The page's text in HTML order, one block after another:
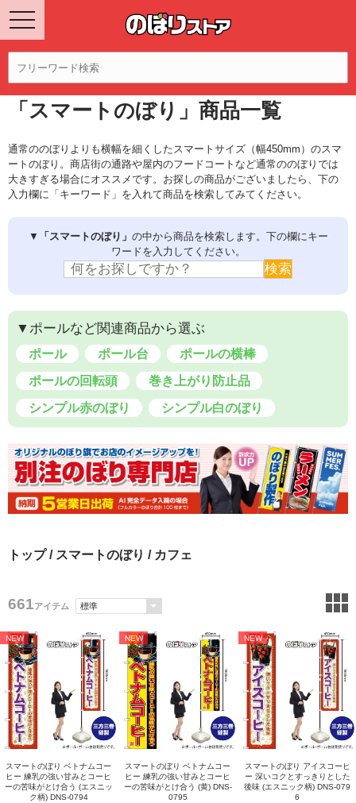
「スマートのぼり」商品一覧
通常ののぼりよりも横幅を細くしたスマートサイズ（幅450mm）のスマ
ートのぼり。商店街の通路や屋内のフードコートなど通常ののぼりでは
大きすぎる場合にオススメです。お探しの商品がございましたら、下の
入力欄に「キーワード」を入れて商品を検索してみてください。
▼ 「スマートのぼり」 の中から商品を検索します。下の欄にキー
ワードを入力してください。
▼ポールなど関連商品から選ぶ
ポール ポール台
ポールの横棒
ポールの回転頭
巻き上がり防止品
シンプル赤のぼり
シンプル白のぼり
トップ/ スマートのぼり / カフェ
661アイテム
NEW
スマートのぼり ベトナムコー
ヒー 練乳の強い甘みとコーヒ
ーの苦味がとけ合う (エスニッ
ク柄) DNS-0794
NEW
スマートのぼり ベトナムコー
ヒー 練乳の強い甘みとコーヒ
ーの苦味がとけ合う (黄) DNS-
0795
NEW
スマートのぼり アイスコーヒ
ー 深いコクとすっきりとした
後味 (エスニック柄) DNS-079
6